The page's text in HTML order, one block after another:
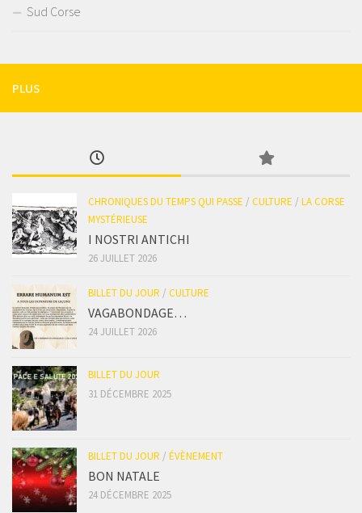
Sud Corse
PLUS
CHRONIQUES DU TEMPS QUI PASSE / CULTURE / LA CORSE
MYSTÉRIEUSE
I NOSTRI ANTICHI
26 JUILLET 2026
BILLET DU JOUR / CULTURE
VAGABONDAGE…
24 JUILLET 2026
BILLET DU JOUR
31 DÉCEMBRE 2025
BILLET DU JOUR / ÉVÈNEMENT
BON NATALE
24 DÉCEMBRE 2025